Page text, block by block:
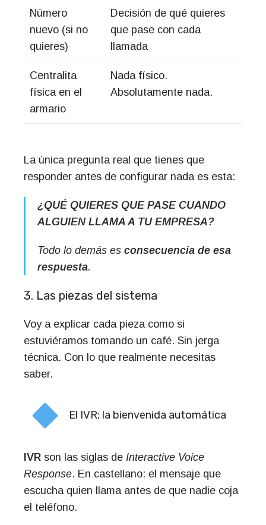
Número
nuevo (si no
quieres)
Decisión de qué quieres
que pase con cada
llamada
Centralita
física en el
armario
Nada físico.
Absolutamente nada.
La única pregunta real que tienes que
responder antes de configurar nada es esta:
¿QUÉ QUIERES QUE PASE CUANDO
ALGUIEN LLAMA A TU EMPRESA?
Todo lo demás es consecuencia de esa
respuesta.
3. Las piezas del sistema
Voy a explicar cada pieza como si
estuviéramos tomando un café. Sin jerga
técnica. Con lo que realmente necesitas
saber.
El IVR: la bienvenida automática
IVR son las siglas de Interactive Voice
Response. En castellano: el mensaje que
escucha quien llama antes de que nadie coja
el teléfono.